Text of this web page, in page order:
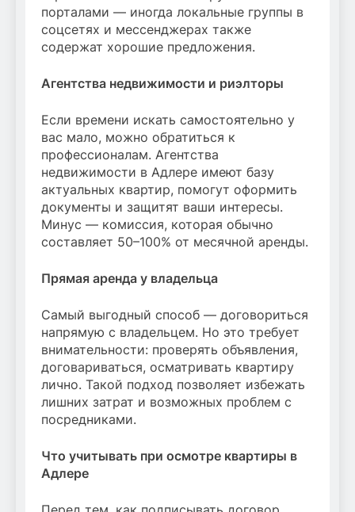
порталами — иногда локальные группы в
соцсетях и мессенджерах также
содержат хорошие предложения.
Агентства недвижимости и риэлторы
Если времени искать самостоятельно у
вас мало, можно обратиться к
профессионалам. Агентства
недвижимости в Адлере имеют базу
актуальных квартир, помогут оформить
документы и защитят ваши интересы.
Минус — комиссия, которая обычно
составляет 50–100% от месячной аренды.
Прямая аренда у владельца
Самый выгодный способ — договориться
напрямую с владельцем. Но это требует
внимательности: проверять объявления,
договариваться, осматривать квартиру
лично. Такой подход позволяет избежать
лишних затрат и возможных проблем с
посредниками.
Что учитывать при осмотре квартиры в
Адлере